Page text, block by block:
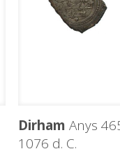
Dirham Anys
1076 d. C.